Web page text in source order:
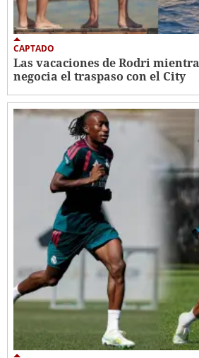
CAPTADO
Las vacaciones de Rodri
negocia el traspaso con el City